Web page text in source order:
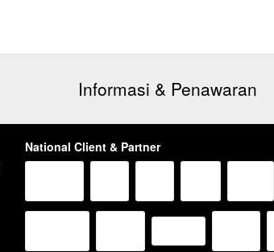
Informasi & Penawaran
National Client & Partner